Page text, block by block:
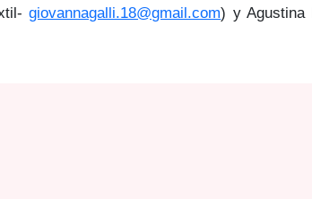
giovannagalli.18@gmail.com) y Agustina